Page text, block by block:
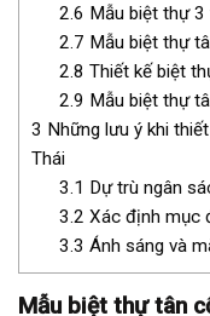
2.6 Mẫu biệt thự
2.7 Mẫu biệt thự
2.8 Thiết kế biệt
2.9 Mẫu biệt thự
3 Những lưu ý khi
Thái
3.1 Dự trù ngân
3.2 Xác định mục
3.3 Ánh sáng và
Mẫu biệt thự tân